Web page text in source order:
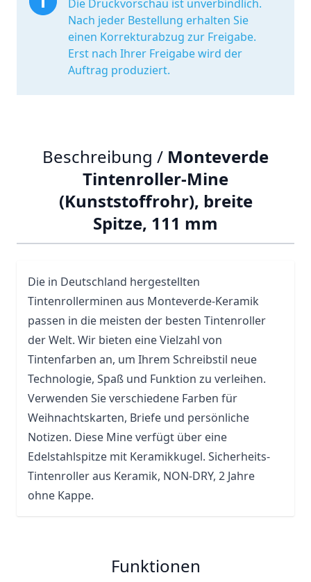
Die Druckvorschau ist unverbindlich.
Nach jeder Bestellung erhalten Sie
einen Korrekturabzug zur Freigabe.
Erst nach Ihrer Freigabe wird der
Auftrag produziert.
Beschreibung / Monteverde
Tintenroller-Mine
(Kunststoffrohr), breite
Spitze, 111 mm
Die in Deutschland hergestellten
Tintenrollerminen aus Monteverde-Keramik
passen in die meisten der besten Tintenroller
der Welt. Wir bieten eine Vielzahl von
Tintenfarben an, um Ihrem Schreibstil neue
Technologie, Spaß und Funktion zu verleihen.
Verwenden Sie verschiedene Farben für
Weihnachtskarten, Briefe und persönliche
Notizen. Diese Mine verfügt über eine
Edelstahlspitze mit Keramikkugel. Sicherheits-
Tintenroller aus Keramik, NON-DRY, 2 Jahre
ohne Kappe.
Funktionen